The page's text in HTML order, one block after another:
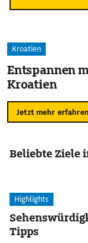
Kroatien
Entspannen
Kroatien
Jetzt mehr
Beliebte Ziele
Highlights
Tipps